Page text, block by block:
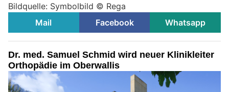
Bildquelle: Symbolbild © Rega
Mail
Facebook Whatsapp
Dr. med. Samuel Schmid wird neuer Klinikleiter
Orthopädie im Oberwallis